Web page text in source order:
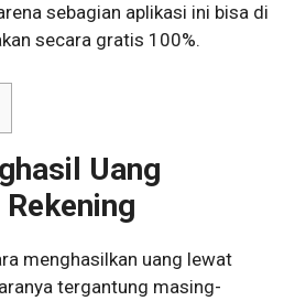
sebagian aplikasi ini bisa di
secara gratis 100%.
Uang
menghasilkan uang lewat
tergantung masing-